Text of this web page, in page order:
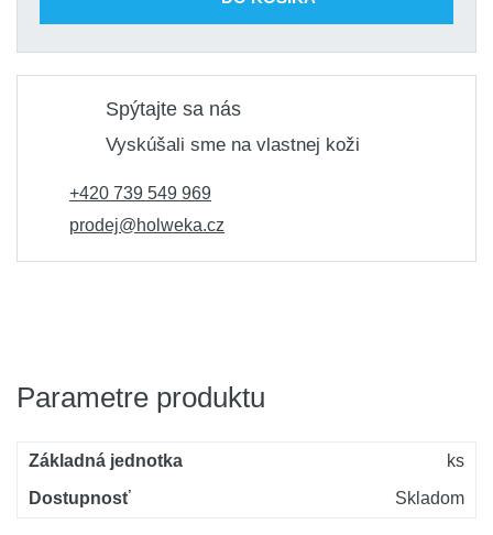
Spýtajte sa nás
Vyskúšali sme na vlastnej koži
+420 739 549 969
prodej@holweka.cz
Parametre produktu
Základná jednotka
ks
Dostupnosť
Skladom